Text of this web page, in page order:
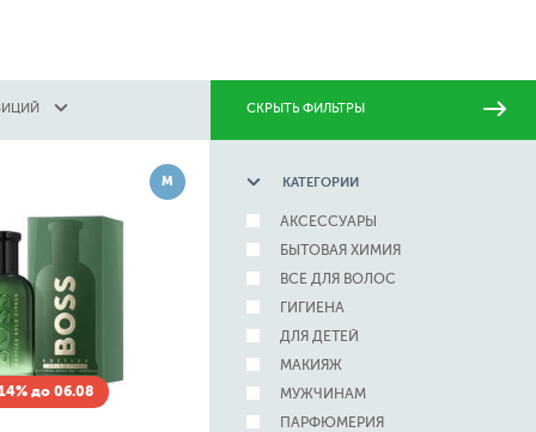
СКРЫТЬ ФИЛЬТРЫ
М
до 06.08
КАТЕГОРИИ
АКСЕССУАРЫ
БЫТОВАЯ ХИМИЯ
ВСЕ ДЛЯ ВОЛОС
ГИГИЕНА
ДЛЯ ДЕТЕЙ
МАКИЯЖ
МУЖЧИНАМ
ПАРФЮМЕРИЯ